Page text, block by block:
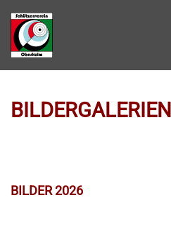
Zum Hauptinhalt springen
BILDERGALERIEN
BILDER 2026